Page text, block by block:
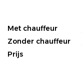
Met chauffeur
Zonder chauffeur
Prijs